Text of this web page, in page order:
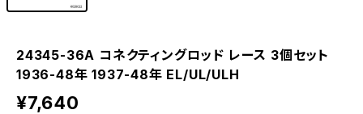
24345-36A コネクティングロッド レース 3個セット
1936-48年 1937-48年 EL/UL/ULH
¥7,640